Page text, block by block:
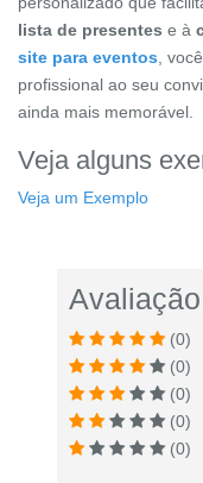
lista de presentes e à
site para eventos ,
profissional ao seu
ainda mais memorável.
Veja alguns
Veja um Exemplo
(0)
(0)
(0)
(0)
(0)